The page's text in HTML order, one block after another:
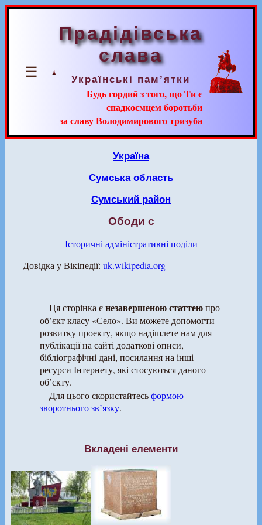
☰
Прадідівська
слава
Українські пам’ятки
Будь гордий з того, що Ти є
спадкоємцем боротьби
за славу Володимирового тризуба
Україна
Сумська область
Сумський район
Ободи с
Історичні адміністративні поділи
Довідка у Вікіпедії: uk.wikipedia.org
Ця сторінка єнезавершеною статтеюпро
об’єкт класу «Село». Ви можете допомогти
розвитку проекту, якщо надішлете нам для
публікації на сайті додаткові описи,
бібліографічні дані, посилання на інші
ресурси Інтернету, які стосуються даного
об’єкту.
Для цього скористайтесьформою
зворотнього зв’язку.
Вкладені елементи